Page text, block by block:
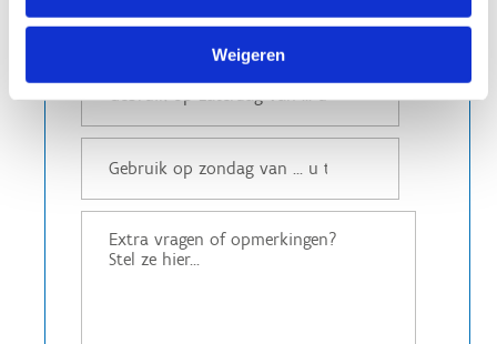
Weigeren